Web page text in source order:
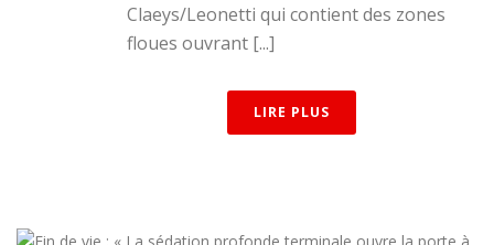
Claeys/Leonetti qui contient des zones
floues ouvrant [...]
LIRE PLUS